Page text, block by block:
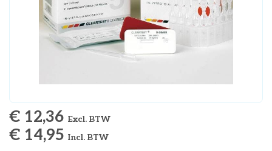
€ 12,36 Excl. BTW
€ 14,95 Incl. BTW